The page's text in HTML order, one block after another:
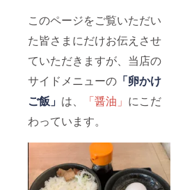
このページをご覧いただい
た皆さまにだけお伝えさせ
ていただきますが、当店の
サイドメニューの 「卵かけ
ご飯」 は、 「醤油」 にこだ
わっています。